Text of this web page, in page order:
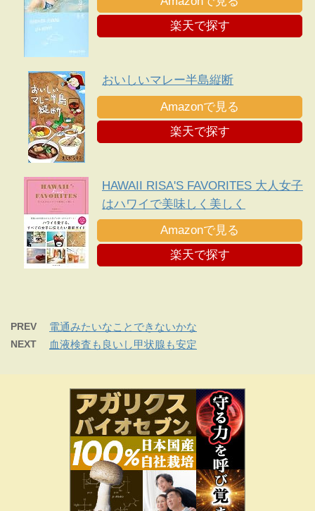
楽天で探す
おいしいマレー半島縦断
Amazonで見る
楽天で探す
HAWAII RISA'S FAVORITES 大人女子
はハワイで美味しく美しく
Amazonで見る
楽天で探す
PREV 電通みたいなことできないかな
NEXT 血液検査も良いし甲状腺も安定